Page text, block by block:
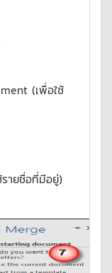
(เพื่อใช้
ายชื่อที่มีอยู่)